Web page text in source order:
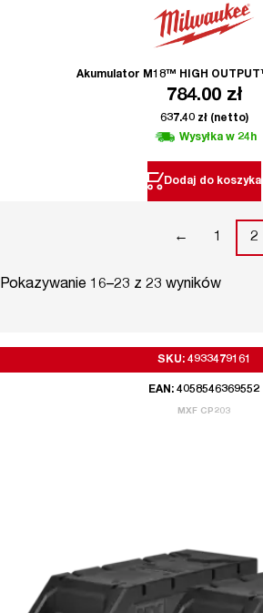
Akumulator M18™ HIGH
784.00 zł
637.40 zł(netto)
Wysyłka w 24h
Dodaj do koszyka
← 1 2
Pokazywanie 16–23 z 23 wyników
SKU: 4933479161
EAN: 4058546369552
MXF CP203